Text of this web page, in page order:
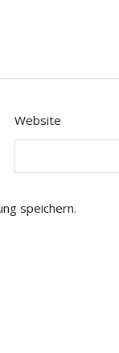
Website
speichern.